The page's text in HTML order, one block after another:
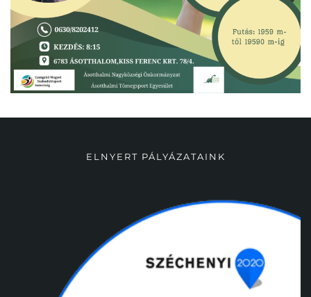
ELNYERT PÁLYÁZATAINK